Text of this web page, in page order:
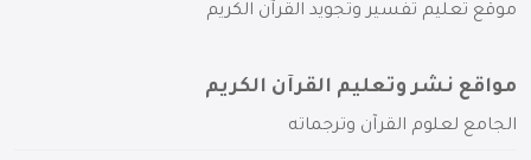
موقع تعليم تفسير وتجويد القرآن الكريم
مواقع نشر وتعليم القرآن الكريم
الجامع لعلوم القرآن وترجماته